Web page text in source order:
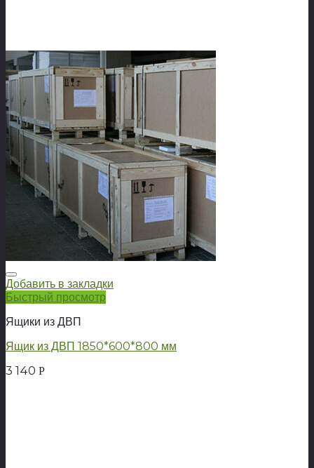
Добавить в закладки
Быстрый просмотр
Ящики из ДВП
Ящик из ДВП 1850*600*800 мм
3 140 Р